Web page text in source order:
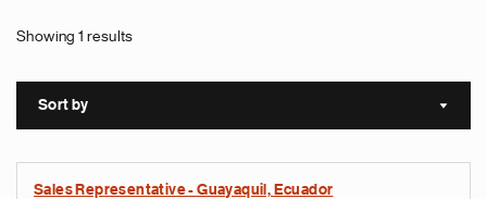
Showing 1 results
Sort by Sort
Sales Representative - Guayaquil, Ecuador